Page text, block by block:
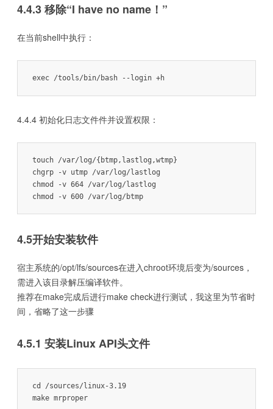
adm:x:16:
systemd-journal:x:23:
mail:x:34:
systemd-bus-proxy:x:72:
systemd-journal-remote:x:74:
systemd-network:x:76:
nogroup:x:99:
users:x:999:
EOF
4.4.3 移除“I have no name！”
在当前shell中执行：
exec /tools/bin/bash --login +h
4.4.4 初始化日志文件件并设置权限：
touch /var/log/{btmp,lastlog,wtmp}
chgrp -v utmp /var/log/lastlog
chmod -v 664 /var/log/lastlog
chmod -v 600 /var/log/btmp
4.5开始安装软件
宿主系统的/opt/lfs/sources在进入chroot环境后变为/sources，
需进入该目录解压编译软件。
推荐在make完成后进行make check进行测试，我这里为节省时
间，省略了这一步骤
4.5.1 安装Linux API头文件
cd /sources/linux-3.19
make mrproper